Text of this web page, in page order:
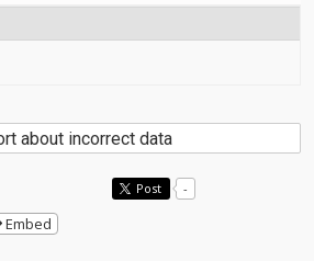
about incorrect data
Post -
Embed